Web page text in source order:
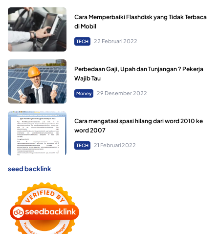
Cara Memperbaiki Flashdisk yang Tidak Terbaca
di Mobil
TECH 22 Februari 2022
Perbedaan Gaji, Upah dan Tunjangan ? Pekerja
Wajib Tau
Money 29 Desember 2022
Cara mengatasi spasi hilang dari word 2010 ke
word 2007
TECH 21 Februari 2022
seed backlink